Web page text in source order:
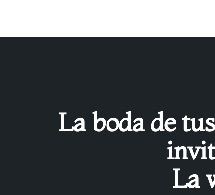
La boda de
La